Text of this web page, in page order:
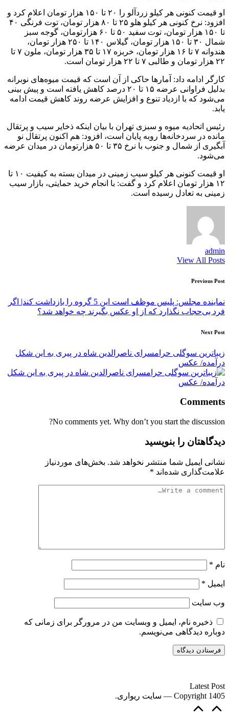
او قیمت کنونی هر کیلو زردآلو را ۲۰ تا ۱۵۰ هزار تومان اعلام کرد و
افزود: نرخ کنونی هر کیلو هلو ۲۵ تا ۸۰ هزار تومان، توت فرنگی ۴۰
تا ۱۵۰ هزار تومان، توت سفید ۵۰ تا ۶۰ هزارتومان، گوجه سبز
شمال ۳۰ تا ۱۵۰ هزار تومان، گیلاس ۱۴۰ تا ۲۵۰ هزار تومان،
هندوانه ۷ تا ۱۶ هزار تومان، خربزه ۱۷ تا ۳۵ هزار تومان، ملون ۷ تا
۲۲ هزار تومان و طالبی ۷ تا ۲۲ هزار تومان است.
کارگر ادامه داد: آمارها حاکی از آن است که قیمت میوه‌های نوبرانه
بدلیل فراوانی عرضه ۱۵ تا ۲۰ درصد کاهش یافته است و پیش بینی
می‌شود که با ازدیاد تنوع و افزایش عرضه روند کاهش قیمت ادامه
یابد.
رئیس اتحادیه میوه و سبزی تهران با بیان اینکه ذخایر سیب و پرتقال
مانده در سردخانه‌ها روبه پایان است، افزود: هم اکنون پرتقال نو
آبگیری از شمال و جنوب با نرخ ۳۵ تا ۵۰ هزارتومان در میدان عرضه
می‌شود.
او قیمت کنونی هر کیلو سیب زمینی در میدان بسته به کیفیت ۱۰ تا
۱۲ هزار تومان اعلام کرد و گفت: با انجام خرید حمایتی، بازار سیب
زمینی به تعادل رسیده است.
admin
View All Posts
Post
navigation
Previous Post
نماینده مجلس: پلیس موظف است این 5 گروه را بازداشت کند| اگر
فرد بی‌حجاب نگذارد که از او عکس بگیرند چه خواهد شد؟
Next Post
زیباترین سوگلی حرامسرای ناصرالدین شاه در پیری به این شکل
درآمده/ عکس
Comments
No comments yet. Why don’t you start the discussion?
دیدگاهتان را بنویسید
نشانی ایمیل شما منتشر نخواهد شد. بخش‌های موردنیاز
علامت‌گذاری شده‌اند *
نام *
ایمیل *
وب‌ سایت
ذخیره نام، ایمیل و وبسایت من در مرورگر برای زمانی که
دوباره دیدگاهی می‌نویسم.
Latest Post
Copyright 1405 — سایت ریواری.